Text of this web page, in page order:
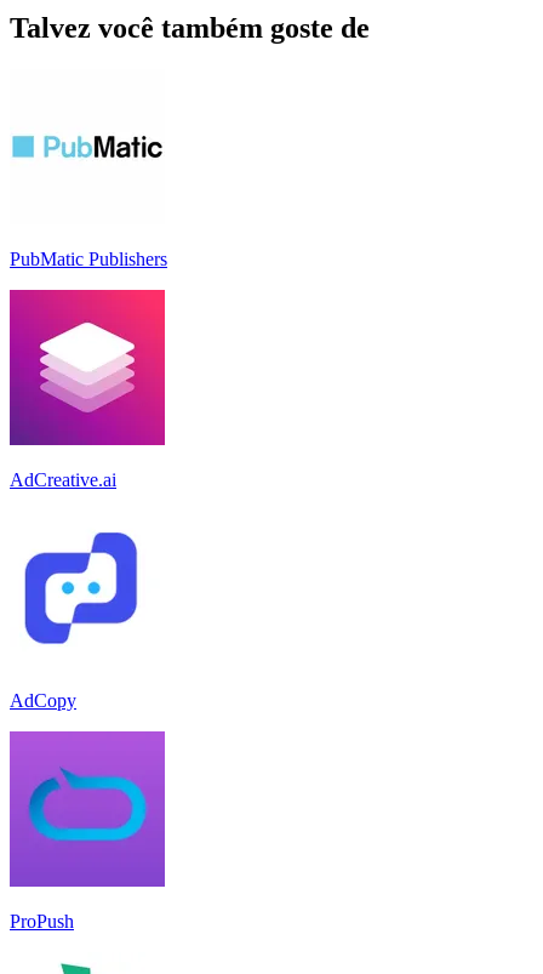
Talvez você também goste de
PubMatic Publishers
AdCreative.ai
AdCopy
ProPush